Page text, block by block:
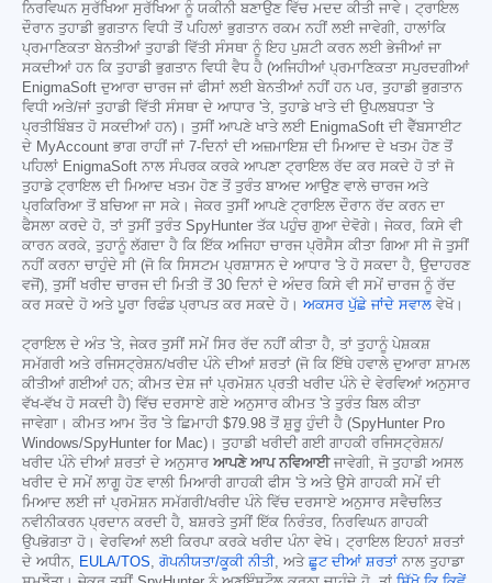
ਨਿਰਵਿਘਨ ਸੁਰੱਖਿਆ ਸੁਰੱਖਿਆ ਨੂੰ ਯਕੀਨੀ ਬਣਾਉਣ ਵਿੱਚ ਮਦਦ ਕੀਤੀ ਜਾਵੇ। ਟ੍ਰਾਇਲ
ਦੌਰਾਨ ਤੁਹਾਡੀ ਭੁਗਤਾਨ ਵਿਧੀ ਤੋਂ ਪਹਿਲਾਂ ਭੁਗਤਾਨ ਰਕਮ ਨਹੀਂ ਲਈ ਜਾਵੇਗੀ, ਹਾਲਾਂਕਿ
ਪ੍ਰਮਾਣਿਕਤਾ ਬੇਨਤੀਆਂ ਤੁਹਾਡੀ ਵਿੱਤੀ ਸੰਸਥਾ ਨੂੰ ਇਹ ਪੁਸ਼ਟੀ ਕਰਨ ਲਈ ਭੇਜੀਆਂ ਜਾ
ਸਕਦੀਆਂ ਹਨ ਕਿ ਤੁਹਾਡੀ ਭੁਗਤਾਨ ਵਿਧੀ ਵੈਧ ਹੈ (ਅਜਿਹੀਆਂ ਪ੍ਰਮਾਣਿਕਤਾ ਸਪੁਰਦਗੀਆਂ
EnigmaSoft ਦੁਆਰਾ ਚਾਰਜ ਜਾਂ ਫੀਸਾਂ ਲਈ ਬੇਨਤੀਆਂ ਨਹੀਂ ਹਨ ਪਰ, ਤੁਹਾਡੀ ਭੁਗਤਾਨ
ਵਿਧੀ ਅਤੇ/ਜਾਂ ਤੁਹਾਡੀ ਵਿੱਤੀ ਸੰਸਥਾ ਦੇ ਆਧਾਰ 'ਤੇ, ਤੁਹਾਡੇ ਖਾਤੇ ਦੀ ਉਪਲਬਧਤਾ 'ਤੇ
ਪ੍ਰਤੀਬਿੰਬਤ ਹੋ ਸਕਦੀਆਂ ਹਨ)। ਤੁਸੀਂ ਆਪਣੇ ਖਾਤੇ ਲਈ EnigmaSoft ਦੀ ਵੈੱਬਸਾਈਟ
ਦੇ MyAccount ਭਾਗ ਰਾਹੀਂ ਜਾਂ 7-ਦਿਨਾਂ ਦੀ ਅਜ਼ਮਾਇਸ਼ ਦੀ ਮਿਆਦ ਦੇ ਖਤਮ ਹੋਣ ਤੋਂ
ਪਹਿਲਾਂ EnigmaSoft ਨਾਲ ਸੰਪਰਕ ਕਰਕੇ ਆਪਣਾ ਟ੍ਰਾਇਲ ਰੱਦ ਕਰ ਸਕਦੇ ਹੋ ਤਾਂ ਜੋ
ਤੁਹਾਡੇ ਟ੍ਰਾਇਲ ਦੀ ਮਿਆਦ ਖਤਮ ਹੋਣ ਤੋਂ ਤੁਰੰਤ ਬਾਅਦ ਆਉਣ ਵਾਲੇ ਚਾਰਜ ਅਤੇ
ਪ੍ਰਕਿਰਿਆ ਤੋਂ ਬਚਿਆ ਜਾ ਸਕੇ। ਜੇਕਰ ਤੁਸੀਂ ਆਪਣੇ ਟ੍ਰਾਇਲ ਦੌਰਾਨ ਰੱਦ ਕਰਨ ਦਾ
ਫੈਸਲਾ ਕਰਦੇ ਹੋ, ਤਾਂ ਤੁਸੀਂ ਤੁਰੰਤ SpyHunter ਤੱਕ ਪਹੁੰਚ ਗੁਆ ਦੇਵੋਗੇ। ਜੇਕਰ, ਕਿਸੇ ਵੀ
ਕਾਰਨ ਕਰਕੇ, ਤੁਹਾਨੂੰ ਲੱਗਦਾ ਹੈ ਕਿ ਇੱਕ ਅਜਿਹਾ ਚਾਰਜ ਪ੍ਰੋਸੈਸ ਕੀਤਾ ਗਿਆ ਸੀ ਜੋ ਤੁਸੀਂ
ਨਹੀਂ ਕਰਨਾ ਚਾਹੁੰਦੇ ਸੀ (ਜੋ ਕਿ ਸਿਸਟਮ ਪ੍ਰਸ਼ਾਸਨ ਦੇ ਆਧਾਰ 'ਤੇ ਹੋ ਸਕਦਾ ਹੈ, ਉਦਾਹਰਣ
ਵਜੋਂ), ਤੁਸੀਂ ਖਰੀਦ ਚਾਰਜ ਦੀ ਮਿਤੀ ਤੋਂ 30 ਦਿਨਾਂ ਦੇ ਅੰਦਰ ਕਿਸੇ ਵੀ ਸਮੇਂ ਚਾਰਜ ਨੂੰ ਰੱਦ
ਕਰ ਸਕਦੇ ਹੋ ਅਤੇ ਪੂਰਾ ਰਿਫੰਡ ਪ੍ਰਾਪਤ ਕਰ ਸਕਦੇ ਹੋ। ਅਕਸਰ ਪੁੱਛੇ ਜਾਂਦੇ ਸਵਾਲ ਵੇਖੋ।
ਟ੍ਰਾਇਲ ਦੇ ਅੰਤ 'ਤੇ, ਜੇਕਰ ਤੁਸੀਂ ਸਮੇਂ ਸਿਰ ਰੱਦ ਨਹੀਂ ਕੀਤਾ ਹੈ, ਤਾਂ ਤੁਹਾਨੂੰ ਪੇਸ਼ਕਸ਼
ਸਮੱਗਰੀ ਅਤੇ ਰਜਿਸਟ੍ਰੇਸ਼ਨ/ਖਰੀਦ ਪੰਨੇ ਦੀਆਂ ਸ਼ਰਤਾਂ (ਜੋ ਕਿ ਇੱਥੇ ਹਵਾਲੇ ਦੁਆਰਾ ਸ਼ਾਮਲ
ਕੀਤੀਆਂ ਗਈਆਂ ਹਨ; ਕੀਮਤ ਦੇਸ਼ ਜਾਂ ਪ੍ਰਮੋਸ਼ਨ ਪ੍ਰਤੀ ਖਰੀਦ ਪੰਨੇ ਦੇ ਵੇਰਵਿਆਂ ਅਨੁਸਾਰ
ਵੱਖ-ਵੱਖ ਹੋ ਸਕਦੀ ਹੈ) ਵਿੱਚ ਦਰਸਾਏ ਗਏ ਅਨੁਸਾਰ ਕੀਮਤ 'ਤੇ ਤੁਰੰਤ ਬਿਲ ਕੀਤਾ
ਜਾਵੇਗਾ। ਕੀਮਤ ਆਮ ਤੌਰ 'ਤੇ ਛਿਮਾਹੀ $79.98 ਤੋਂ ਸ਼ੁਰੂ ਹੁੰਦੀ ਹੈ (SpyHunter Pro
Windows/SpyHunter for Mac)। ਤੁਹਾਡੀ ਖਰੀਦੀ ਗਈ ਗਾਹਕੀ ਰਜਿਸਟ੍ਰੇਸ਼ਨ/
ਖਰੀਦ ਪੰਨੇ ਦੀਆਂ ਸ਼ਰਤਾਂ ਦੇ ਅਨੁਸਾਰ ਆਪਣੇ ਆਪ ਨਵਿਆਈਜਾਵੇਗੀ, ਜੋ ਤੁਹਾਡੀ ਅਸਲ
ਖਰੀਦ ਦੇ ਸਮੇਂ ਲਾਗੂ ਹੋਣ ਵਾਲੀ ਮਿਆਰੀ ਗਾਹਕੀ ਫੀਸ 'ਤੇ ਅਤੇ ਉਸੇ ਗਾਹਕੀ ਸਮੇਂ ਦੀ
ਮਿਆਦ ਲਈ ਜਾਂ ਪ੍ਰਮੋਸ਼ਨ ਸਮੱਗਰੀ/ਖਰੀਦ ਪੰਨੇ ਵਿੱਚ ਦਰਸਾਏ ਅਨੁਸਾਰ ਸਵੈਚਲਿਤ
ਨਵੀਨੀਕਰਨ ਪ੍ਰਦਾਨ ਕਰਦੀ ਹੈ, ਬਸ਼ਰਤੇ ਤੁਸੀਂ ਇੱਕ ਨਿਰੰਤਰ, ਨਿਰਵਿਘਨ ਗਾਹਕੀ
ਉਪਭੋਗਤਾ ਹੋ। ਵੇਰਵਿਆਂ ਲਈ ਕਿਰਪਾ ਕਰਕੇ ਖਰੀਦ ਪੰਨਾ ਵੇਖੋ। ਟ੍ਰਾਇਲ ਇਹਨਾਂ ਸ਼ਰਤਾਂ
ਦੇ ਅਧੀਨ, EULA/TOS, ਗੋਪਨੀਯਤਾ/ਕੂਕੀ ਨੀਤੀ, ਅਤੇ ਛੂਟ ਦੀਆਂ ਸ਼ਰਤਾਂ ਨਾਲ ਤੁਹਾਡਾ